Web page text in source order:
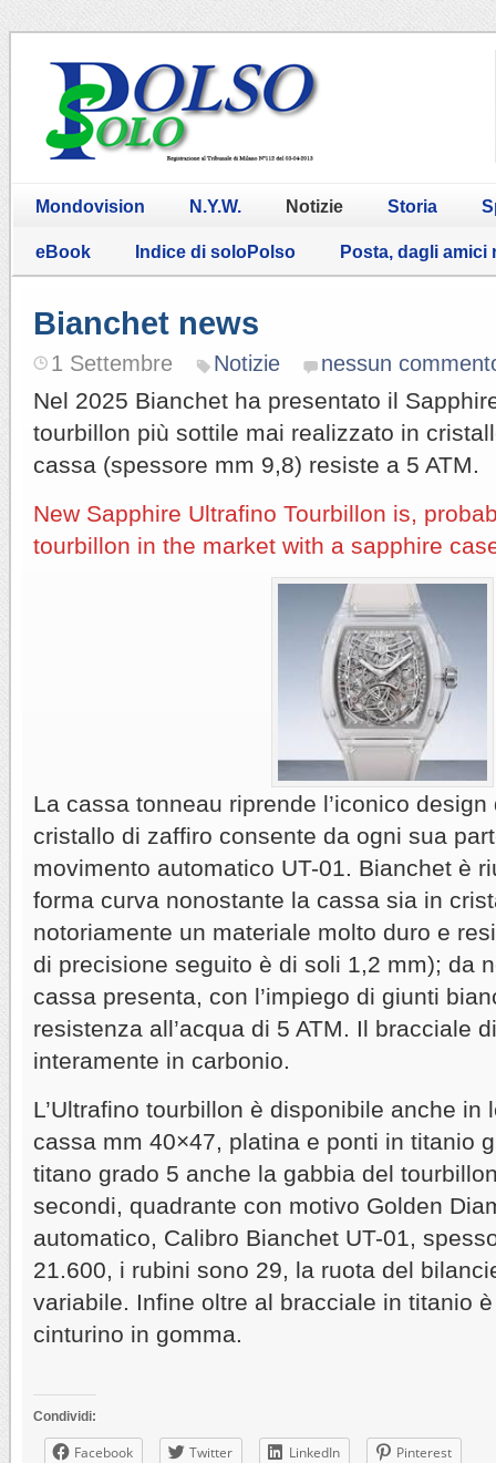
Mondovision N.Y.W. Notizie Storia
eBook Indice di soloPolso Posta, dagli amici
Bianchet news
1 Settembre Notizie nessun
Nel 2025 Bianchet ha presentato il
tourbillon più sottile mai realizzato in
cassa (spessore mm 9,8) resiste a 5 ATM.
New Sapphire Ultrafino Tourbillon is,
tourbillon in the market with a sapphire
La cassa tonneau riprende l’iconico
cristallo di zaffiro consente da ogni sua
movimento automatico UT-01. Bianchet è
forma curva nonostante la cassa sia in
notoriamente un materiale molto duro e
di precisione seguito è di soli 1,2 mm); da
cassa presenta, con l’impiego di giunti
resistenza all’acqua di 5 ATM. Il bracciale
interamente in carbonio.
L’Ultrafino tourbillon è disponibile anche in
cassa mm 40×47, platina e ponti in titanio
titano grado 5 anche la gabbia del
secondi, quadrante con motivo Golden
automatico, Calibro Bianchet UT-01,
21.600, i rubini sono 29, la ruota del
variabile. Infine oltre al bracciale in titanio
cinturino in gomma.
Condividi:
Facebook Twitter LinkedIn Pinterest